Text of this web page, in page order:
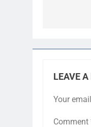
LEAVE A
Your
Comment